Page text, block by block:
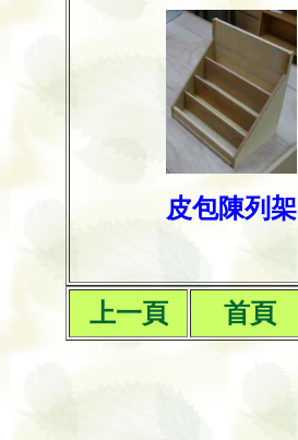
皮包陳列架
上一頁 首頁